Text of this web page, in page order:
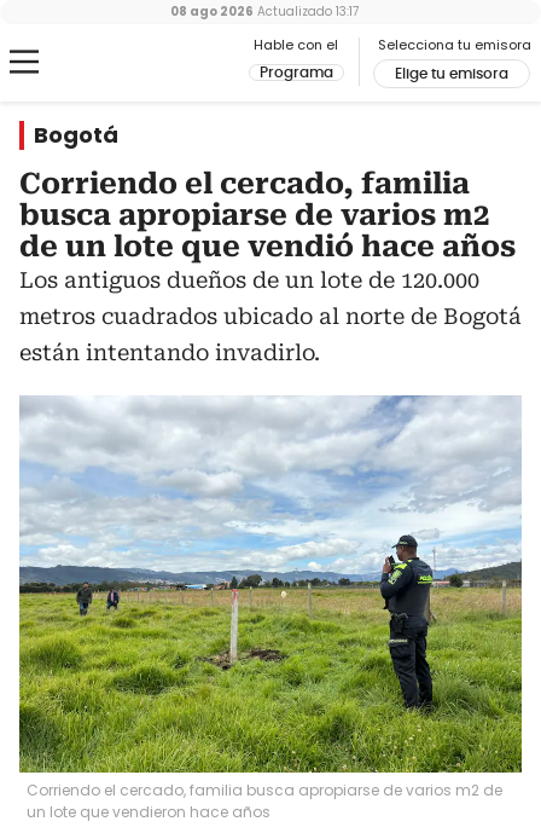
Hable con el
Programa
Selecciona tu emisora
Elige tu emisora
08 ago 2026 Actualizado 13:17
Bogotá
Corriendo el cercado, familia
busca apropiarse de varios m2
de un lote que vendió hace años
Los antiguos dueños de un lote de 120.000
metros cuadrados ubicado al norte de Bogotá
están intentando invadirlo.
Corriendo el cercado, familia busca apropiarse de varios m2 de
un lote que vendieron hace años